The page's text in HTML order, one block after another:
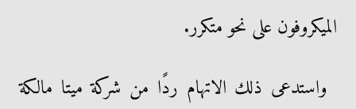
الميكروفون على نحو متكرر.
واستدعى ذلك الاتهام ردًا من شركة ميتا مالكة